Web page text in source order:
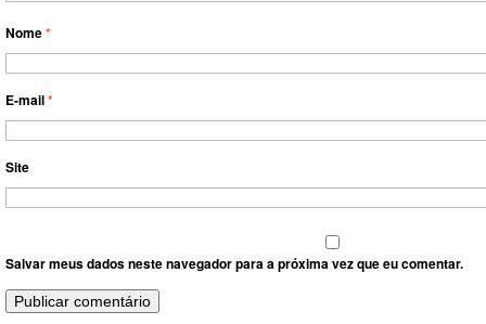
Nome*
E-mail*
Site
Salvar meus dados neste navegador para a próxima vez que eu comentar.